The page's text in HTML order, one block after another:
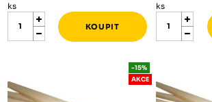
ks ks
-15%
AKCE